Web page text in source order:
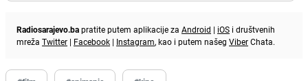
Radiosarajevo.bapratite putem aplikacije za Android | iOS i društvenih
mreža Twitter | Facebook | Instagram, kao i putem našeg ViberChata.